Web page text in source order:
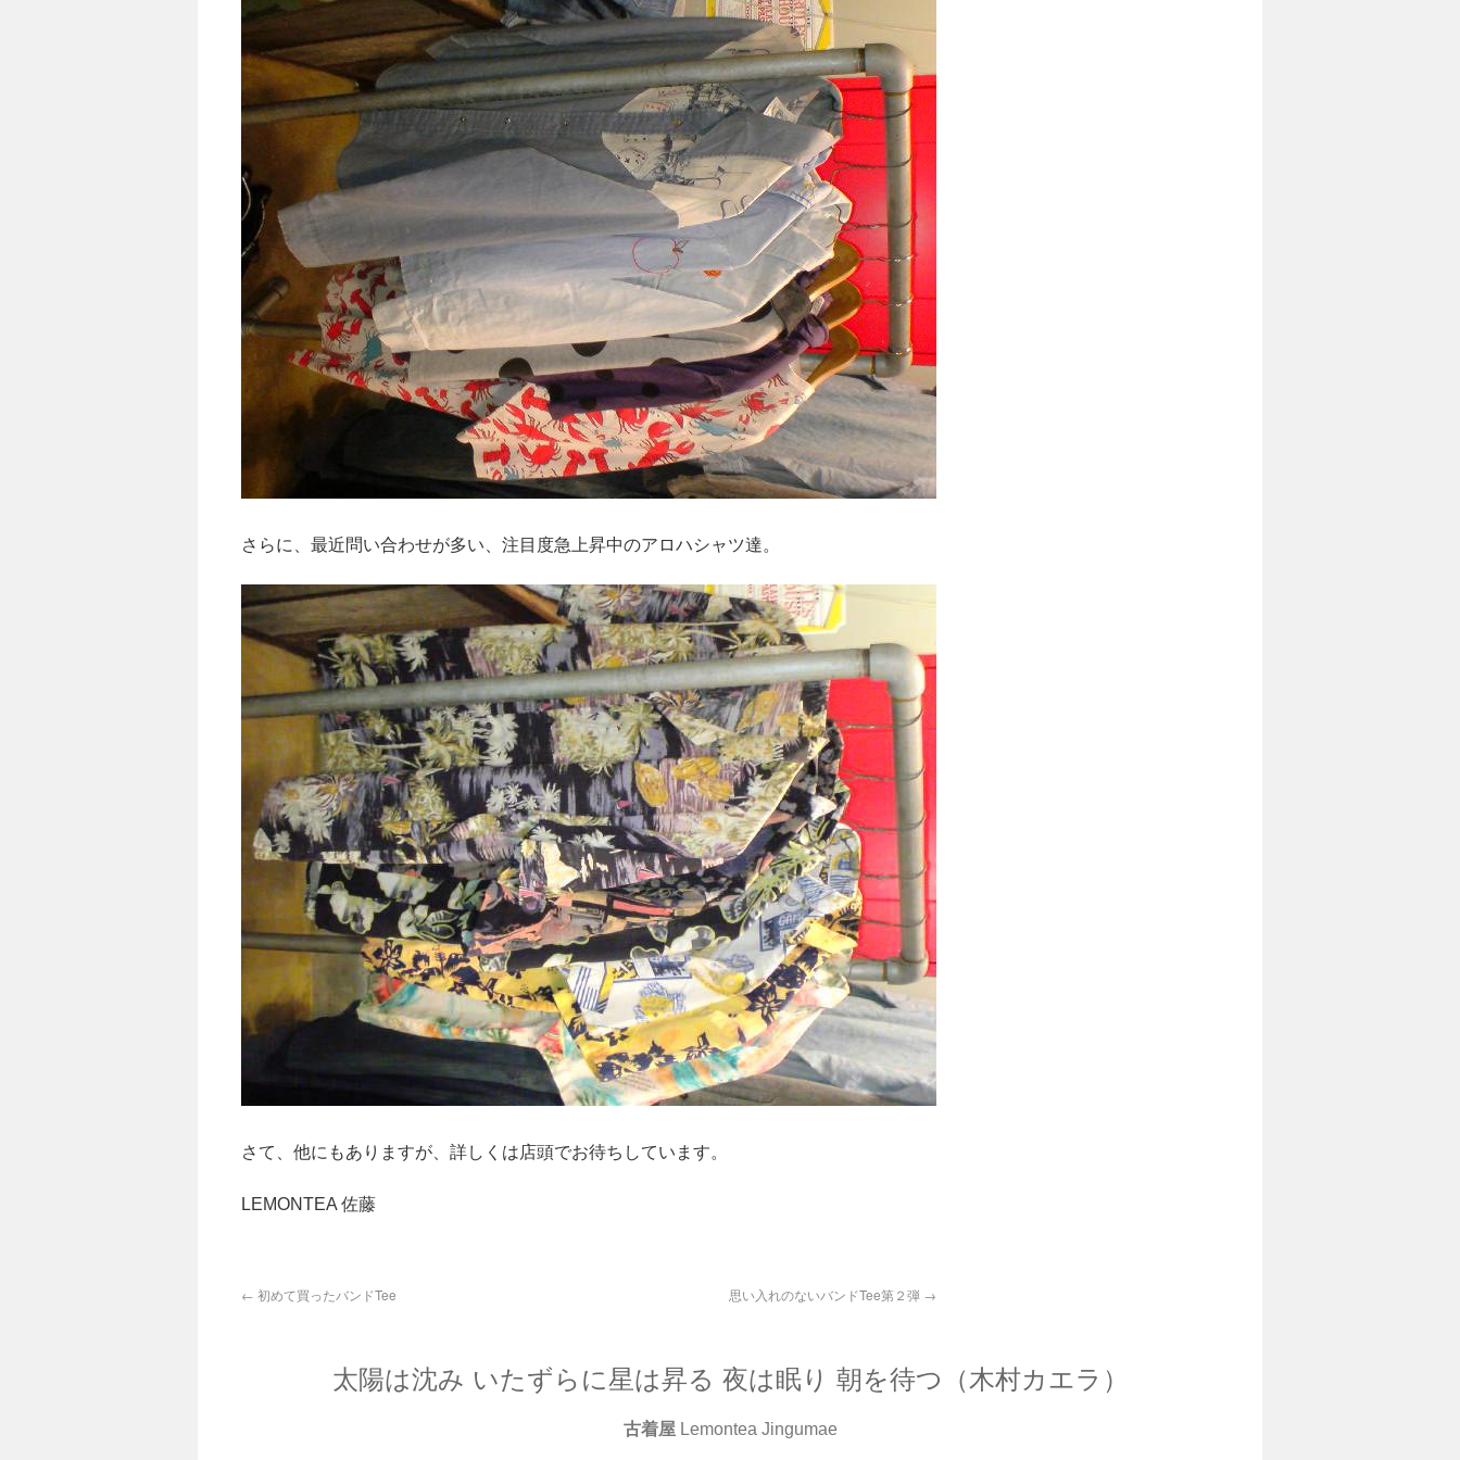
さらに、最近問い合わせが多い、注目度急上昇中のアロハシャツ達。
さて、他にもありますが、詳しくは店頭でお待ちしています。
LEMONTEA 佐藤
← 初めて買ったバンドTee 思い入れのないバンドTee第２弾 →
太陽は沈み いたずらに星は昇る 夜は眠り 朝を待つ（木村カエラ）
古着屋 Lemontea Jingumae